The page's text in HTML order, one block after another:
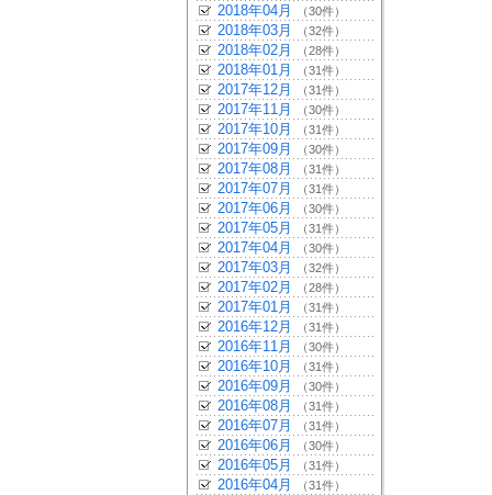
2018年04月 （30件）
2018年03月 （32件）
2018年02月 （28件）
2018年01月 （31件）
2017年12月 （31件）
2017年11月 （30件）
2017年10月 （31件）
2017年09月 （30件）
2017年08月 （31件）
2017年07月 （31件）
2017年06月 （30件）
2017年05月 （31件）
2017年04月 （30件）
2017年03月 （32件）
2017年02月 （28件）
2017年01月 （31件）
2016年12月 （31件）
2016年11月 （30件）
2016年10月 （31件）
2016年09月 （30件）
2016年08月 （31件）
2016年07月 （31件）
2016年06月 （30件）
2016年05月 （31件）
2016年04月 （31件）